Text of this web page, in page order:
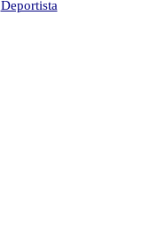
Deportista